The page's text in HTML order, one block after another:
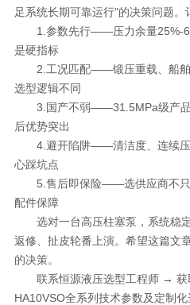
足系统长期可靠运行"的决策问题。
1.参数先行——压力余量25%-
是硬指标
2.工况匹配——锻压重载、船
选型逻辑不同
3.国产不弱——31.5MPa级产
后优势突出
4.避开陷阱——清洁度、连续
心踩坑点
5.售后即保险——选供应商不
配件保障
选对一台高压柱塞泵，系统稳
返修、扯皮轮番上演。希望这篇文
的决策。
联系恒源液压选型工程师 → 获
HA10VSO全系列技术参数及定制化